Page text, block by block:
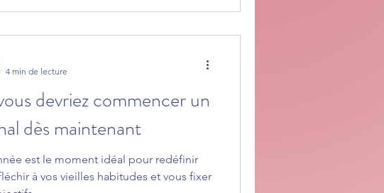
devriez commencer un
dès maintenant
est le moment idéal pour redéfinir
à vos vieilles habitudes et vous fixer
4 min de lecture